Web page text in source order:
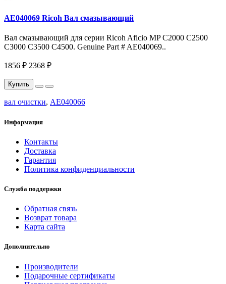
AE040069 Ricoh Вал смазывающий
Вал смазывающий для серии Ricoh Aficio MP C2000 C2500
C3000 C3500 C4500. Genuine Part # AE040069..
1856 ₽ 2368 ₽
Купить
вал очистки, AE040066
Информация
Контакты
Доставка
Гарантия
Политика конфиденциальности
Служба поддержки
Обратная связь
Возврат товара
Карта сайта
Дополнительно
Производители
Подарочные сертификаты